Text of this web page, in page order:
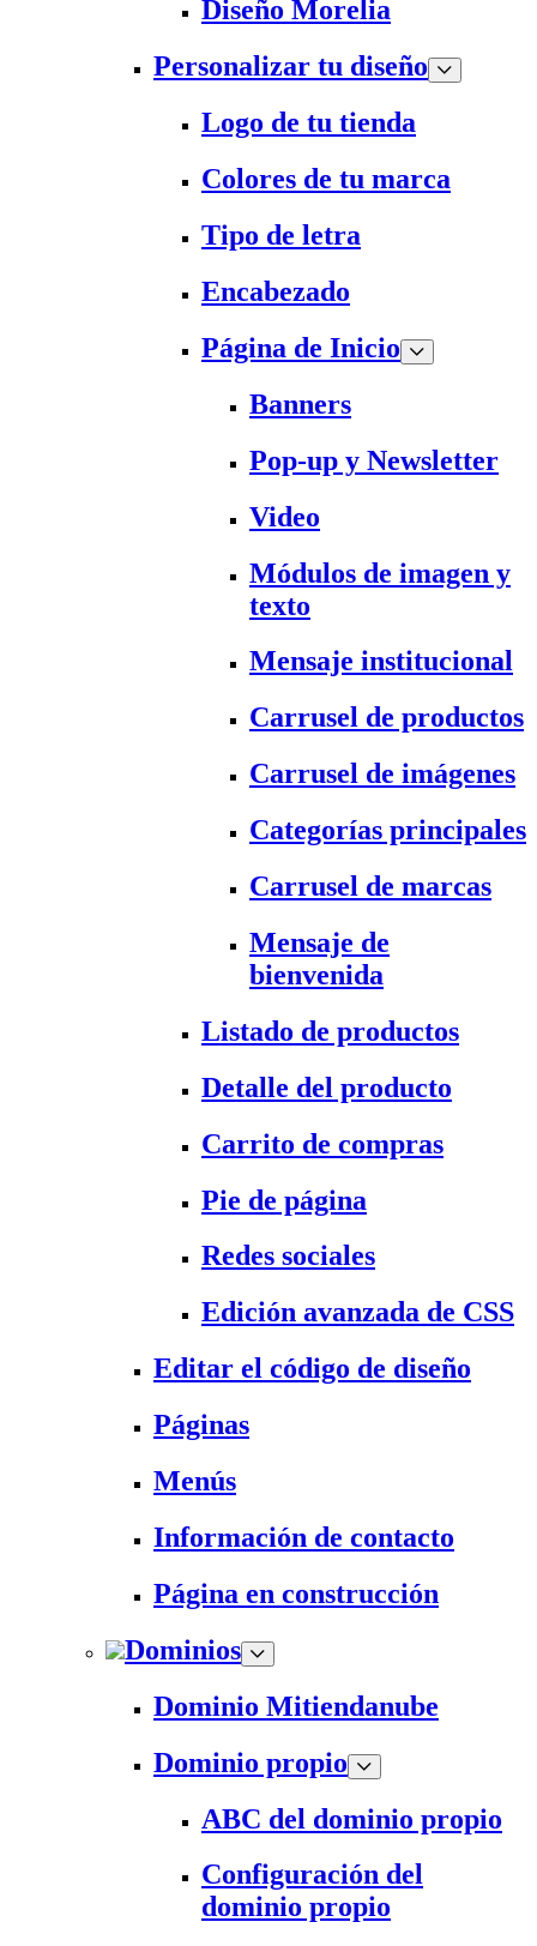
Diseño Morelia
Personalizar tu diseño
Logo de tu tienda
Colores de tu marca
Tipo de letra
Encabezado
Página de Inicio
Banners
Pop-up y Newsletter
Video
Módulos de imagen y
texto
Mensaje institucional
Carrusel de productos
Carrusel de imágenes
Categorías principales
Carrusel de marcas
Mensaje de
bienvenida
Listado de productos
Detalle del producto
Carrito de compras
Pie de página
Redes sociales
Edición avanzada de CSS
Editar el código de diseño
Páginas
Menús
Información de contacto
Página en construcción
Dominios
Dominio Mitiendanube
Dominio propio
ABC del dominio propio
Configuración del
dominio propio